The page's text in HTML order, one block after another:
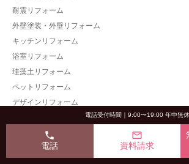
耐震リフォーム
外壁塗装・外壁リフォーム
キッチンリフォーム
浴室リフォーム
珪藻土リフォーム
ペットリフォーム
デザインリフォーム
収納リフォーム
電話受付時間｜9:00〜19:00 年中無休
phone
電話
mail_outline
資料請求